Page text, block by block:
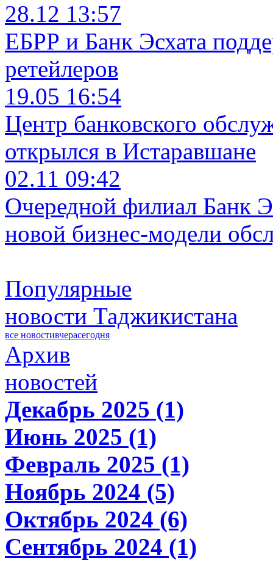
28.12 13:57
ЕБРР и Банк Эсхата
ретейлеров
19.05 16:54
Центр банковского
открылся в Истаравшане
02.11 09:42
Очередной филиал Банк
новой бизнес-модели
Популярные
новости Таджикистана
все новостивчерасегодня
Архив
новостей
Декабрь 2025 (1)
Июнь 2025 (1)
Февраль 2025 (1)
Ноябрь 2024 (5)
Октябрь 2024 (6)
Сентябрь 2024 (1)